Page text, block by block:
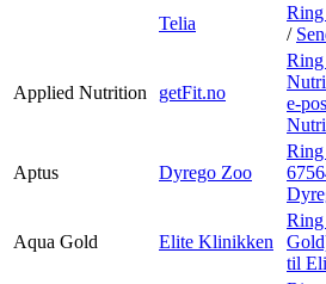
Telia
/
Applied Nutrition getFit.no
e-
Aptus Dyrego Zoo
Aqua Gold Elite Klinikken
til